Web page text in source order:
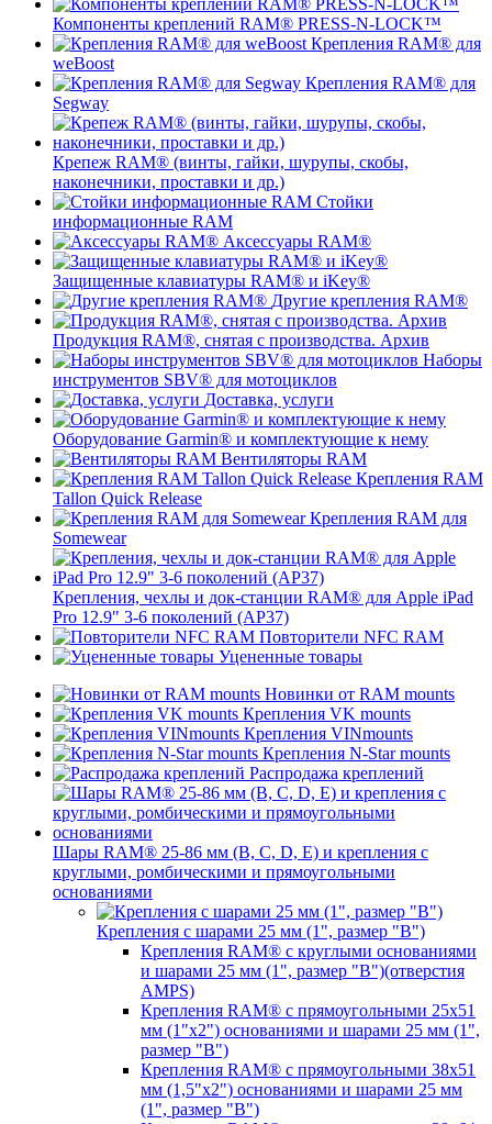
Компоненты креплений RAM® PRESS-N-LOCK™
Крепления RAM® для
weBoost
Крепления RAM® для
Segway
Крепеж RAM® (винты, гайки, шурупы, скобы,
наконечники, проставки и др.)
Стойки
информационные RAM
Аксессуары RAM®
Защищенные клавиатуры RAM® и iKey®
Другие крепления RAM®
Продукция RAM®, снятая с производства. Архив
Наборы
инструментов SBV® для мотоциклов
Доставка, услуги
Оборудование Garmin® и комплектующие к нему
Вентиляторы RAM
Крепления RAM
Tallon Quick Release
Крепления RAM для
Somewear
Крепления, чехлы и док-станции RAM® для Apple iPad
Pro 12.9" 3-6 поколений (AP37)
Повторители NFC RAM
Уцененные товары
Новинки от RAM mounts
Крепления VK mounts
Крепления VINmounts
Крепления N-Star mounts
Распродажа креплений
Шары RAM® 25-86 мм (B, C, D, E) и крепления с
круглыми, ромбическими и прямоугольными
основаниями
Крепления с шарами 25 мм (1", размер "B")
Крепления RAM® с круглыми основаниями
и шарами 25 мм (1", размер "B")(отверстия
AMPS)
Крепления RAM® с прямоугольными 25х51
мм (1"х2") основаниями и шарами 25 мм (1",
размер "B")
Крепления RAM® с прямоугольными 38х51
мм (1,5"х2") основаниями и шарами 25 мм
(1", размер "B")